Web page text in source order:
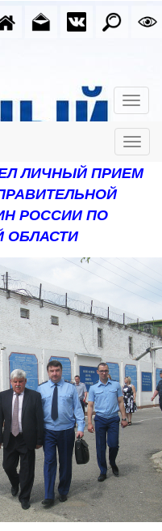
ЛИЧНЫЙ ПРИЕМ
РОССИИ ПО
ОБЛАСТИ